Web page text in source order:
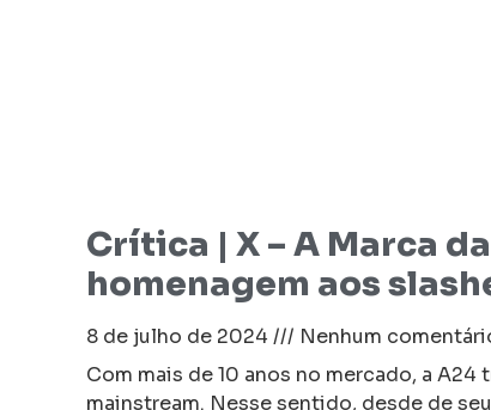
Crítica | X – A Marca
homenagem aos
8 de julho de 2024
Nenhum
Com mais de 10 anos no mercado, a
mainstream. Nesse sentido, desde de